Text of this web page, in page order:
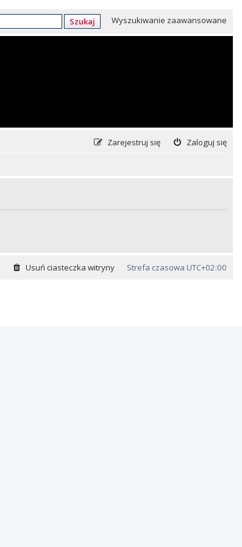
Szukaj Wyszukiwanie zaawansowane
Zaloguj się
Zarejestruj się
Strefa czasowa UTC+02:00
Usuń ciasteczka witryny